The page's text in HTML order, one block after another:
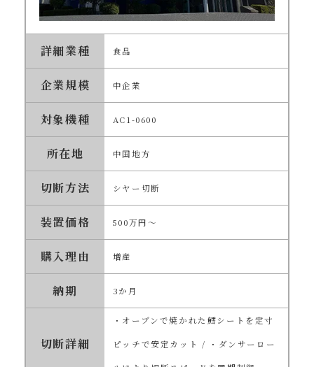
詳細業種 食品
企業規模 中企業
対象機種 AC1-0600
所在地 中国地方
切断方法 シヤー切断
装置価格 500万円～
購入理由 増産
納期 3か月
切断詳細
・オーブンで焼かれた鱈シートを定寸
ピッチで安定カット / ・ダンサーロー